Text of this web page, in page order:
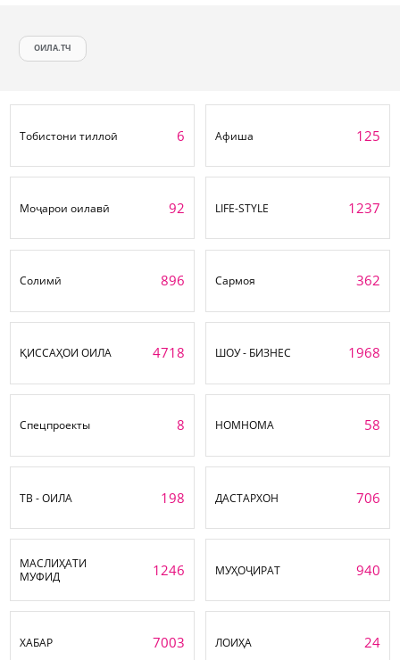
ОИЛА.ТЧ
Тобистони тиллоӣ 6 Афиша 125
Моҷарои оилавӣ 92 LIFE-STYLE 1237
Солимӣ 896 Сармоя 362
ҚИССАҲОИ ОИЛА 4718 ШОУ - БИЗНЕС 1968
Спецпроекты 8 НОМНОМА 58
ТВ - ОИЛА 198 ДАСТАРХОН 706
МАСЛИҲАТИ
МУФИД
1246 МУҲОҶИРАТ 940
ХАБАР 7003 ЛОИҲА 24